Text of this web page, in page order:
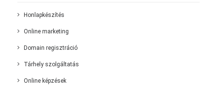
Honlapkészítés
Online marketing
Domain regisztráció
Tárhely szolgáltatás
Online képzések